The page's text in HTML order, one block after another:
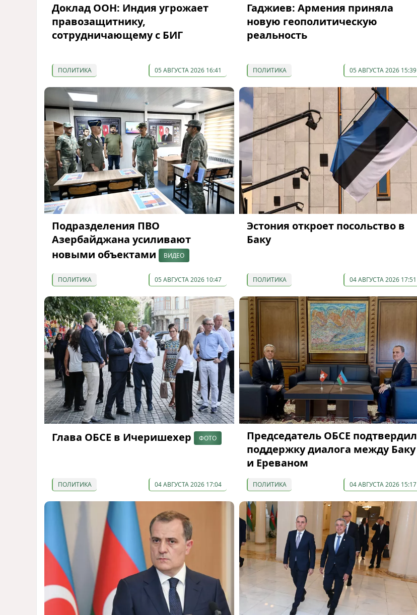
Доклад ООН: Индия угрожает
правозащитнику,
сотрудничающему с БИГ
ПОЛИТИКА 05 АВГУСТА 2026 16:41
Гаджиев: Армения приняла
новую геополитическую
реальность
ПОЛИТИКА 05 АВГУСТА 2026 15:39
Подразделения ПВО
Азербайджана усиливают
новыми объектами
ВИДЕО
ПОЛИТИКА 05 АВГУСТА 2026 10:47
Эстония откроет посольство в
Баку
ПОЛИТИКА 04 АВГУСТА 2026 17:51
Глава ОБСЕ в Ичеришехер ФОТО
ПОЛИТИКА 04 АВГУСТА 2026 17:04
Председатель ОБСЕ подтвердил
поддержку диалога между Баку
и Ереваном
ПОЛИТИКА 04 АВГУСТА 2026 15:17